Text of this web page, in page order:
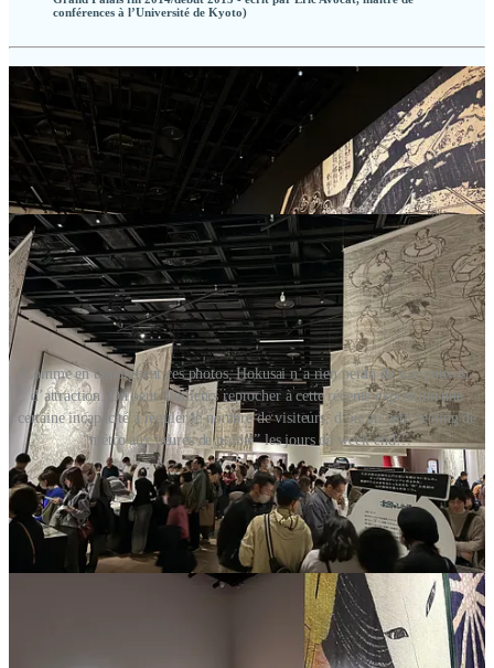
conférences à l’Université de Kyoto)
Comme en témoignent ces photos, Hokusai n’a rien perdu de son pouvoir
d’attraction. On peut d’ailleurs reprocher à cette récente exposition une
certaine incapacité à réguler le nombre de visiteurs, d’où un petit feeling de
“métro aux heures de pointe” les jours de week-end…
Le titre de cet article -Aux origines du manga et de l’animation
- reprend l’accroche de l’exposition qui se tient actuellement, et
ce jusqu’au 30 novembre 2025, auCreative Museum de Tokyo.
Une expo gargantuesque, s’intéressant à de nombreuses facettes de
l’artiste, qui marqua pour moi comme une seconde rencontre avec
Hokusai et fut l’opportunité de retomber amoureux de son art.